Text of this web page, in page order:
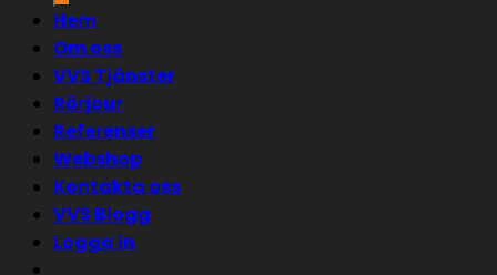
Hem
Om oss
VVS Tjänster
Rörjour
Referenser
Webshop
Kontakta oss
VVS Blogg
Logga in